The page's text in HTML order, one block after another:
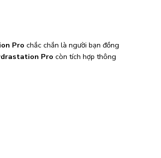
Pro chắc chắn là người bạn đồng
Pro còn tích hợp thông